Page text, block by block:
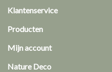
Klantenservice
Producten
Mijn account
Nature Deco